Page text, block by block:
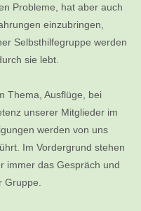
Probleme, hat aber auch
einzubringen,
Selbsthilfegruppe werden
sie lebt.
Thema, Ausflüge, bei
unserer Mitglieder im
werden von uns
Im Vordergrund stehen
immer das Gespräch und